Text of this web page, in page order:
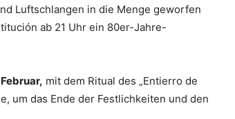
Luftschlangen in die Menge geworfen
ab 21 Uhr ein 80er-Jahre-
mit dem Ritual des „Entierro de
um das Ende der Festlichkeiten und den